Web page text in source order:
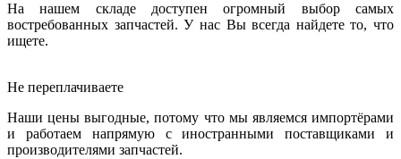
На нашем складе доступен огромный выбор самых
востребованных запчастей. У нас Вы всегда найдете то, что
ищете.
Не переплачиваете
Наши цены выгодные, потому что мы являемся импортёрами
и работаем напрямую с иностранными поставщиками и
производителями запчастей.